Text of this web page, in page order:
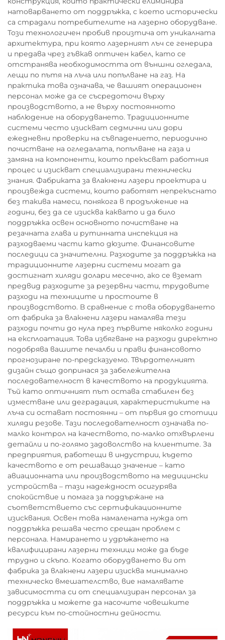
натоварването от поддръжка, с което исторически
са страдали потребителите на лазерно оборудване.
Този технологичен пробив произтича от уникалната
архитектура, при която лазерният лъч се генерира
и предава чрез гъвкав оптичен кабел, като се
отстранява необходимостта от външни огледала,
лещи по пътя на лъча или попълване на газ. На
практика това означава, че вашият операционен
персонал може да се съсредоточи върху
производството, а не върху постоянното
наблюдение на оборудването. Традиционните
системи често изискват седмични или дори
ежедневни проверки на съвпадението, периодично
почистване на огледалата, попълване на газа и
замяна на компоненти, които прекъсват работния
процес и изискват специализирани технически
знания. Фабриката за влакнени лазери проектира и
произвежда системи, които работят непрекъснато
без такива намеси, понякога в продължение на
години, без да се изисква каквато и да било
поддръжка освен основното почистване на
резачната глава и рутинната инспекция на
разходваеми части като дюзите. Финансовите
последици са значителни. Разходите за поддръжка на
традиционните лазерни системи могат да
достигнат хиляди долари месечно, ако се вземат
предвид разходите за резервни части, трудовите
разходи на техниците и простоите в
производството. В сравнение с това оборудването
от фабрика за влакнени лазери намалява тези
разходи почти до нула през първите няколко години
на експлоатация. Това избягване на разходи директно
подобрява вашите печалби и прави финансовото
прогнозиране по-предсказуемо. Твърдотелният
дизайн също допринася за забележителна
последователност в качеството на продукцията.
Тъй като оптичният път остава стабилен без
изместване или деградация, характеристиките на
лъча си остават постоянни – от първия до стотици
хиляди резове. Тази последователност означава по-
малко контрол на качеството, по-малко отхвърлени
детайли и по-голямо задоволство на клиентите. За
предприятия, работещи в индустрии, където
качеството е от решаващо значение – като
авиационната или производството на медицински
устройства – тази надеждност осигурява
спокойствие и помага за поддържане на
съответствието със сертификационните
изисквания. Освен това намалената нужда от
поддръжка решава често срещан проблем с
персонала. Намирането и удръжането на
квалифицирани лазерни техници може да бъде
трудно и скъпо. Когато оборудването ви от
фабрика за влакнени лазери изисква минимално
техническо вмешателство, вие намалявате
зависимостта си от специализиран персонал за
поддръжка и можете да насочите човешките
ресурси към по-стойностни дейности.